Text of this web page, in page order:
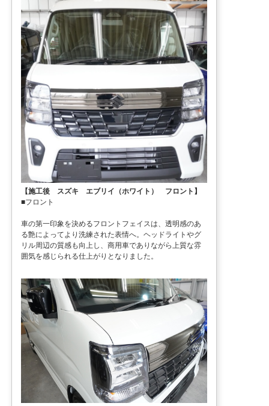
【施工後 スズキ エブリイ（ホワイト） フロント】
■フロント
車の第一印象を決めるフロントフェイスは、透明感のあ
る艶によってより洗練された表情へ。ヘッドライトやグ
リル周辺の質感も向上し、商用車でありながら上質な雰
囲気を感じられる仕上がりとなりました。